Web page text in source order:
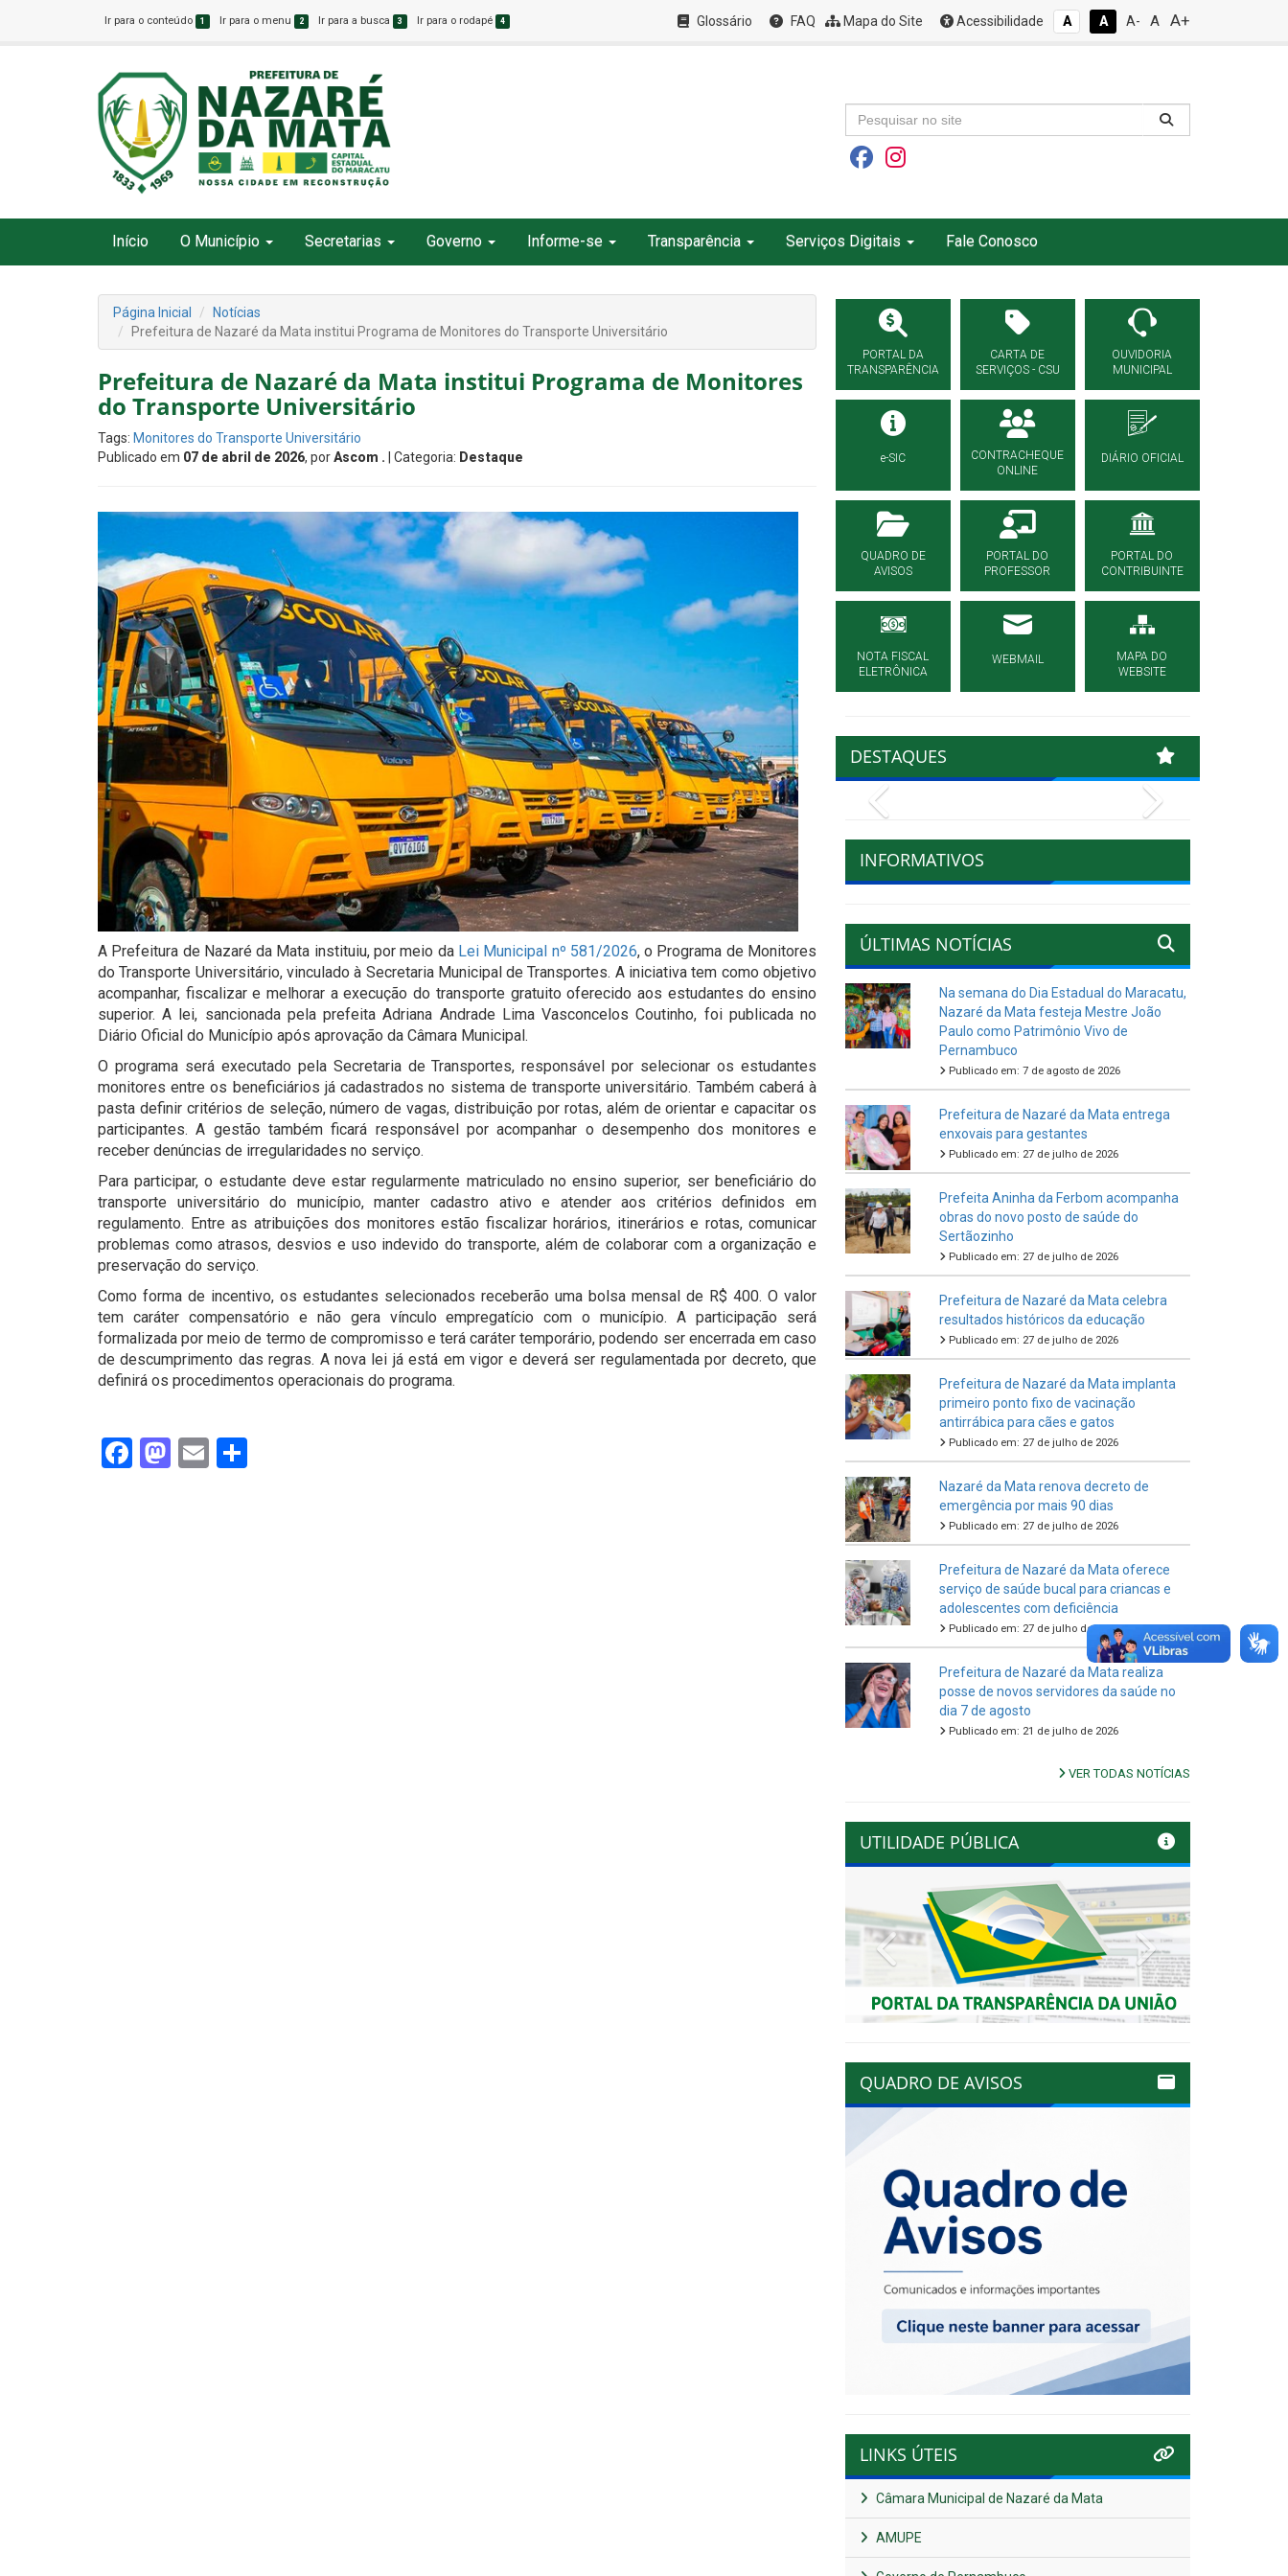
Ir para o conteúdo 1 Ir para o menu 2 Ir para a busca 3 Ir para o rodapé 4 Glossário FAQ Mapa do Site Acessibilidade A A A- A A+
Início O Município Secretarias Governo Informe-se Transparência Serviços Digitais Fale Conosco
Página Inicial
Notícias
Prefeitura de Nazaré da Mata institui Programa de Monitores do Transporte Universitário
Prefeitura de Nazaré da Mata institui Programa de Monitores
do Transporte Universitário
Tags: Monitores do Transporte Universitário
Publicado em 07 de abril de 2026, porAscom . | Categoria: Destaque
A Prefeitura de Nazaré da Mata instituiu, por meio da Lei Municipal nº 581/2026, o Programa de Monitores
do Transporte Universitário, vinculado à Secretaria Municipal de Transportes. A iniciativa tem como objetivo
acompanhar, fiscalizar e melhorar a execução do transporte gratuito oferecido aos estudantes do ensino
superior. A lei, sancionada pela prefeita Adriana Andrade Lima Vasconcelos Coutinho, foi publicada no
Diário Oficial do Município após aprovação da Câmara Municipal.
O programa será executado pela Secretaria de Transportes, responsável por selecionar os estudantes
monitores entre os beneficiários já cadastrados no sistema de transporte universitário. Também caberá à
pasta definir critérios de seleção, número de vagas, distribuição por rotas, além de orientar e capacitar os
participantes. A gestão também ficará responsável por acompanhar o desempenho dos monitores e
receber denúncias de irregularidades no serviço.
Para participar, o estudante deve estar regularmente matriculado no ensino superior, ser beneficiário do
transporte universitário do município, manter cadastro ativo e atender aos critérios definidos em
regulamento. Entre as atribuições dos monitores estão fiscalizar horários, itinerários e rotas, comunicar
problemas como atrasos, desvios e uso indevido do transporte, além de colaborar com a organização e
preservação do serviço.
Como forma de incentivo, os estudantes selecionados receberão uma bolsa mensal de R$ 400. O valor
tem caráter compensatório e não gera vínculo empregatício com o município. A participação será
formalizada por meio de termo de compromisso e terá caráter temporário, podendo ser encerrada em caso
de descumprimento das regras. A nova lei já está em vigor e deverá ser regulamentada por decreto, que
definirá os procedimentos operacionais do programa.
Facebook
Mastodon
Email
PORTAL DA
TRANSPARÊNCIA
CARTA DE
SERVIÇOS - CSU
OUVIDORIA
MUNICIPAL
e-SIC
CONTRACHEQUE
ONLINE
DIÁRIO OFICIAL
QUADRO DE
AVISOS
PORTAL DO
PROFESSOR
PORTAL DO
CONTRIBUINTE
NOTA FISCAL
ELETRÔNICA
WEBMAIL
MAPA DO
WEBSITE
DESTAQUES
INFORMATIVOS
ÚLTIMAS NOTÍCIAS
Na semana do Dia Estadual do Maracatu,
Nazaré da Mata festeja Mestre João
Paulo como Patrimônio Vivo de
Pernambuco
Publicado em: 7 de agosto de 2026
Prefeitura de Nazaré da Mata entrega
enxovais para gestantes
Publicado em: 27 de julho de 2026
Prefeita Aninha da Ferbom acompanha
obras do novo posto de saúde do
Sertãozinho
Publicado em: 27 de julho de 2026
Prefeitura de Nazaré da Mata celebra
resultados históricos da educação
Publicado em: 27 de julho de 2026
Prefeitura de Nazaré da Mata implanta
primeiro ponto fixo de vacinação
antirrábica para cães e gatos
Publicado em: 27 de julho de 2026
Nazaré da Mata renova decreto de
emergência por mais 90 dias
Publicado em: 27 de julho de 2026
Prefeitura de Nazaré da Mata oferece
serviço de saúde bucal para criancas e
adolescentes com deficiência
Publicado em: 27 de julho de 2026
Prefeitura de Nazaré da Mata realiza
posse de novos servidores da saúde no
dia 7 de agosto
Publicado em: 21 de julho de 2026
VER TODAS NOTÍCIAS
UTILIDADE PÚBLICA
Previous Next
QUADRO DE AVISOS
LINKS ÚTEIS
Câmara Municipal de Nazaré da Mata
AMUPE